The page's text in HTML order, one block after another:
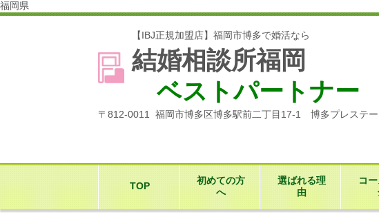
福岡県
【IBJ正規加盟店】福岡市博多で婚活なら
結婚相談所福岡
ベストパートナー
〒812-0011 福岡市博多区博多駅前二丁目17-1 博多プレステ
TOP
初めての方
へ
選ばれる理
由
コ